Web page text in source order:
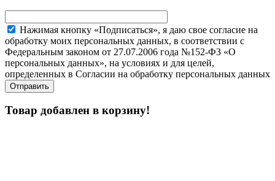
Нажимая кнопку «Подписаться», я даю свое согласие на
обработку моих персональных данных, в соответствии с
Федеральным законом от 27.07.2006 года №152-ФЗ «О
персональных данных», на условиях и для целей,
определенных в Согласии на обработку персональных данных
Товар добавлен в корзину!